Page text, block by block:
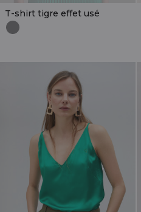
T-shirt tigre effet usé